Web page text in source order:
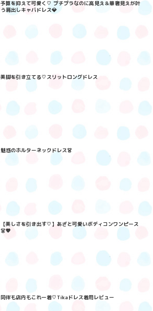
予算を抑えて可愛く♡ プチプラなのに高見え＆華奢見えが叶
う肩出しキャバドレス💎
美脚を引き立てる♡スリットロングドレス
魅惑のホルターネックドレス👗
【美しさを引き出す♡】あざと可愛いボディコンワンピース
👗💖
同伴も店内もこれ一着♡Tikaドレス着用レビュー